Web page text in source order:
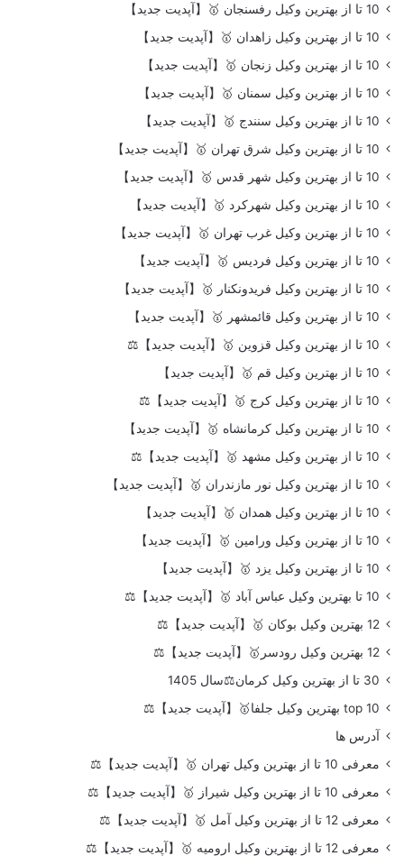
10 تا از بهترین وکیل رفسنجان 🥇【آپدیت جدید】
10 تا از بهترین وکیل زاهدان 🥇【آپدیت جدید】
10 تا از بهترین وکیل زنجان 🥇【آپدیت جدید】
10 تا از بهترین وکیل سمنان 🥇【آپدیت جدید】
10 تا از بهترین وکیل سنندج 🥇【آپدیت جدید】
10 تا از بهترین وکیل شرق تهران 🥇【آپدیت جدید】
10 تا از بهترین وکیل شهر قدس 🥇【آپدیت جدید】
10 تا از بهترین وکیل شهرکرد 🥇【آپدیت جدید】
10 تا از بهترین وکیل غرب تهران 🥇【آپدیت جدید】
10 تا از بهترین وکیل فردیس 🥇【آپدیت جدید】
10 تا از بهترین وکیل فریدونکنار 🥇【آپدیت جدید】
10 تا از بهترین وکیل قائمشهر 🥇【آپدیت جدید】
10 تا از بهترین وکیل قزوین 🥇【آپدیت جدید】⚖️
10 تا از بهترین وکیل قم 🥇【آپدیت جدید】
10 تا از بهترین وکیل کرج 🥇【آپدیت جدید】⚖️
10 تا از بهترین وکیل کرمانشاه 🥇【آپدیت جدید】
10 تا از بهترین وکیل مشهد 🥇【آپدیت جدید】⚖️
10 تا از بهترین وکیل نور مازندران 🥇【آپدیت جدید】
10 تا از بهترین وکیل همدان 🥇【آپدیت جدید】
10 تا از بهترین وکیل ورامین 🥇【آپدیت جدید】
10 تا از بهترین وکیل یزد 🥇【آپدیت جدید】
10 تا بهترین وکیل عباس آباد 🥇【آپدیت جدید】⚖️
12 بهترین وکیل بوکان 🥇【آپدیت جدید】⚖️
12 بهترین وکیل رودسر🥇【آپدیت جدید】⚖️
30 تا از بهترین وکیل کرمان⚖️سال 1405
top 10 بهترین وکیل جلفا🥇【آپدیت جدید】⚖️
آدرس ها
معرفی 10 تا از بهترین وکیل تهران 🥇【آپدیت جدید】⚖️
معرفی 10 تا از بهترین وکیل شیراز 🥇【آپدیت جدید】⚖️
معرفی 12 تا از بهترین وکیل آمل 🥇【آپدیت جدید】⚖️
معرفی 12 تا از بهترین وکیل ارومیه 🥇【آپدیت جدید】⚖️